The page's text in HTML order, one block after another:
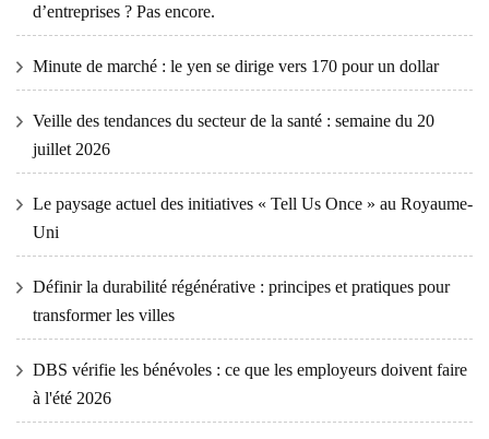
d’entreprises ? Pas encore.
Minute de marché : le yen se dirige vers 170 pour un dollar
Veille des tendances du secteur de la santé : semaine du 20
juillet 2026
Le paysage actuel des initiatives « Tell Us Once » au Royaume-
Uni
Définir la durabilité régénérative : principes et pratiques pour
transformer les villes
DBS vérifie les bénévoles : ce que les employeurs doivent faire
à l'été 2026